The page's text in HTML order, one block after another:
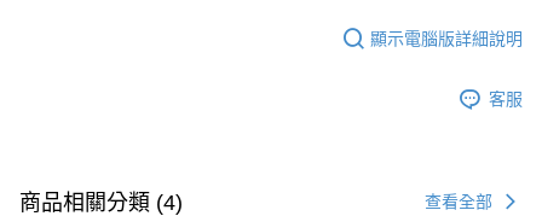
顯示電腦版詳細說明
客服
商品相關分類 (4) 查看全部